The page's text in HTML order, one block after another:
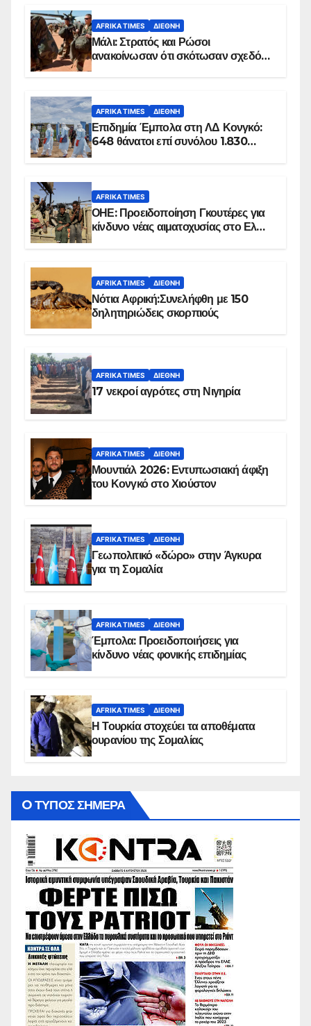
AFRIKA TIMES ΔΙΕΘΝΉ
Μάλι: Στρατός και Ρώσοι
ανακοίνωσαν ότι σκότωσαν σχεδόν
AFRIKA TIMES ΔΙΕΘΝΉ
Επιδημία Έμπολα στη ΛΔ Κονγκό:
648 θάνατοι επί συνόλου 1.830
AFRIKA TIMES
ΟΗΕ: Προειδοποίηση Γκουτέρες για
κίνδυνο νέας αιματοχυσίας στο Ελ
AFRIKA TIMES ΔΙΕΘΝΉ
Νότια Αφρική:Συνελήφθη με 150
δηλητηριώδεις σκορπιούς
AFRIKA TIMES ΔΙΕΘΝΉ
17 νεκροί αγρότες στη Νιγηρία
AFRIKA TIMES ΔΙΕΘΝΉ
Μουντιάλ 2026: Εντυπωσιακή άφιξη
του Κονγκό στο Χιούστον
AFRIKA TIMES ΔΙΕΘΝΉ
Γεωπολιτικό «δώρο» στην Άγκυρα
για τη Σομαλία
AFRIKA TIMES ΔΙΕΘΝΉ
Έμπολα: Προειδοποιήσεις για
κίνδυνο νέας φονικής επιδημίας
AFRIKA TIMES ΔΙΕΘΝΉ
Η Τουρκία στοχεύει τα αποθέματα
ουρανίου της Σομαλίας
O ΤΥΠΟΣ ΣΗΜΕΡΑ